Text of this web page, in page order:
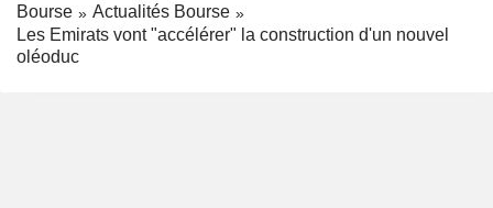
Bourse
Actualités Bourse
Les Emirats vont "accélérer" la construction d'un nouvel
oléoduc